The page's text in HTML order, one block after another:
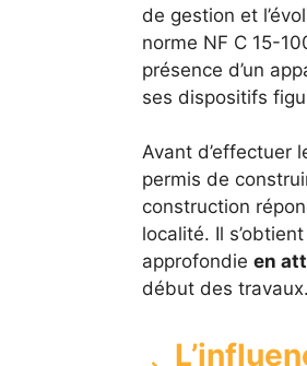
de gestion et
norme NF C 15-
présence d’un
ses dispositifs
Avant d’effectuer
permis de
construction
localité. Il
approfondie en
début des travaux.